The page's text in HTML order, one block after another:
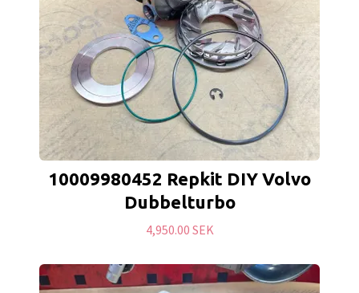
10009980452 Repkit DIY Volvo
Dubbelturbo
4,950.00 SEK